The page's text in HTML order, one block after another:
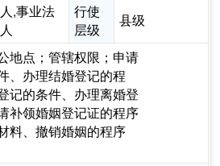
,事业法
行使
层级
县级
地点；管辖权限；申请
、办理结婚登记的程
记的条件、办理离婚登
补领婚姻登记证的程序
料、撤销婚姻的程序